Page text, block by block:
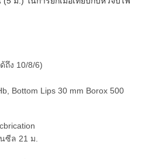
ถึง 10/8/6)
Bottom Lips 30 mm Borox 500
ซีล 21 ม.